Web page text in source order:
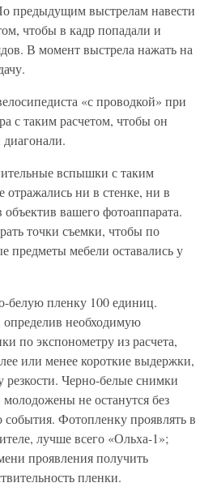
предыдущим выстрелам навести
чтобы в кадр попадали и
В момент выстрела нажать на
«с проводкой» при
с таким расчетом, чтобы он
вспышки с таким
отражались ни в стенке, ни в
вашего фотоаппарата.
точки съемки, чтобы по
предметы мебели оставались у
белую пленку 100 единиц.
необходимую
по экспонометру из расчета,
или менее короткие выдержки,
Черно-белые снимки
не останутся без
Фотопленку проявлять в
лучше всего «Ольха-1»;
проявления получить
пленки.